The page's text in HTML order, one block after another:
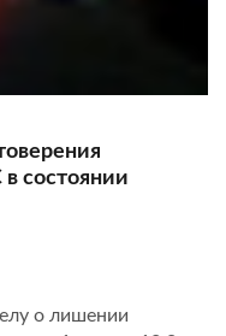
состоянии
о лишении